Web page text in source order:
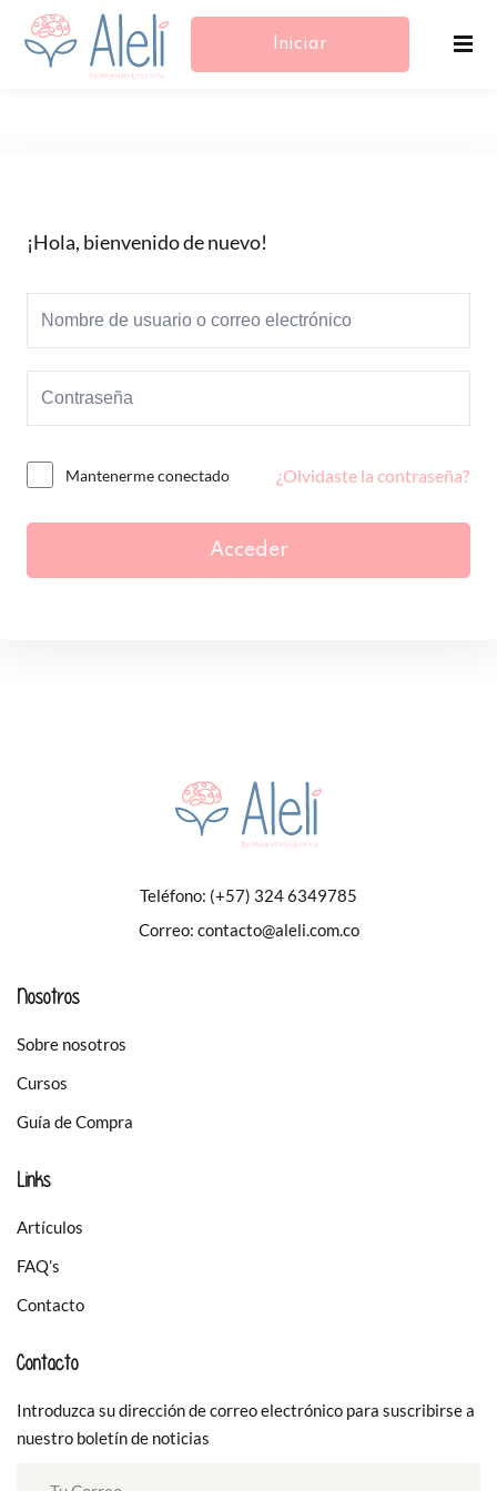
Iniciar
¡Hola, bienvenido de nuevo!
Mantenerme conectado ¿Olvidaste la contraseña?
Acceder
Teléfono: (+57) 324 6349785
Correo: contacto@aleli.com.co
Nosotros
Sobre nosotros
Cursos
Guía de Compra
Links
Artículos
FAQ’s
Contacto
Contacto
Introduzca su dirección de correo electrónico para suscribirse a
nuestro boletín de noticias